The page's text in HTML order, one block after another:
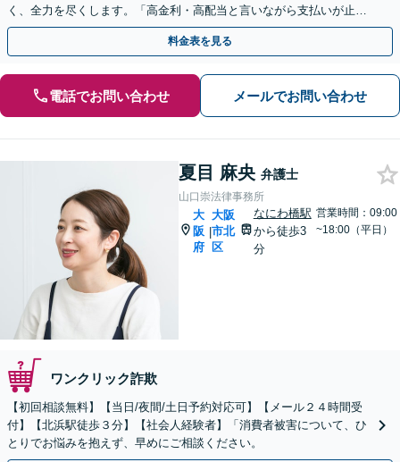
く、全力を尽くします。「高金利・高配当と言いながら支払いが止ま
った」等、まずはお電話ください。
料金表を見る
電話でお問い合わせ メールでお問い合わせ
夏目 麻央 弁護士
山口崇法律事務所
大
阪
府
|
大阪
市北
区
なにわ橋駅
から徒歩3
分
営業時間：09:00
~18:00（平日）
ワンクリック詐欺
【初回相談無料】【当日/夜間/土日予約対応可】【メール２４時間受
付】【北浜駅徒歩３分】【社会人経験者】「消費者被害について、ひ
とりでお悩みを抱えず、早めにご相談ください。